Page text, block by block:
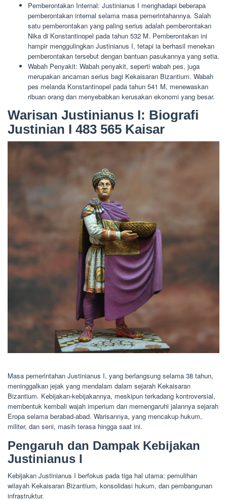
Pemberontakan Internal: Justinianus I menghadapi beberapa
pemberontakan internal selama masa pemerintahannya. Salah
satu pemberontakan yang paling serius adalah pemberontakan
Nika di Konstantinopel pada tahun 532 M. Pemberontakan ini
hampir menggulingkan Justinianus I, tetapi ia berhasil menekan
pemberontakan tersebut dengan bantuan pasukannya yang setia.
Wabah Penyakit: Wabah penyakit, seperti wabah pes, juga
merupakan ancaman serius bagi Kekaisaran Bizantium. Wabah
pes melanda Konstantinopel pada tahun 541 M, menewaskan
ribuan orang dan menyebabkan kerusakan ekonomi yang besar.
Warisan Justinianus I: Biografi
Justinian I 483 565 Kaisar
Masa pemerintahan Justinianus I, yang berlangsung selama 38 tahun,
meninggalkan jejak yang mendalam dalam sejarah Kekaisaran
Bizantium. Kebijakan-kebijakannya, meskipun terkadang kontroversial,
membentuk kembali wajah imperium dan memengaruhi jalannya sejarah
Eropa selama berabad-abad. Warisannya, yang mencakup hukum,
militer, dan seni, masih terasa hingga saat ini.
Pengaruh dan Dampak Kebijakan
Justinianus I
Kebijakan Justinianus I berfokus pada tiga hal utama: pemulihan
wilayah Kekaisaran Bizantium, konsolidasi hukum, dan pembangunan
infrastruktur.